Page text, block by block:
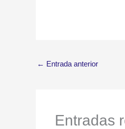
← Entrada anterior
Entradas